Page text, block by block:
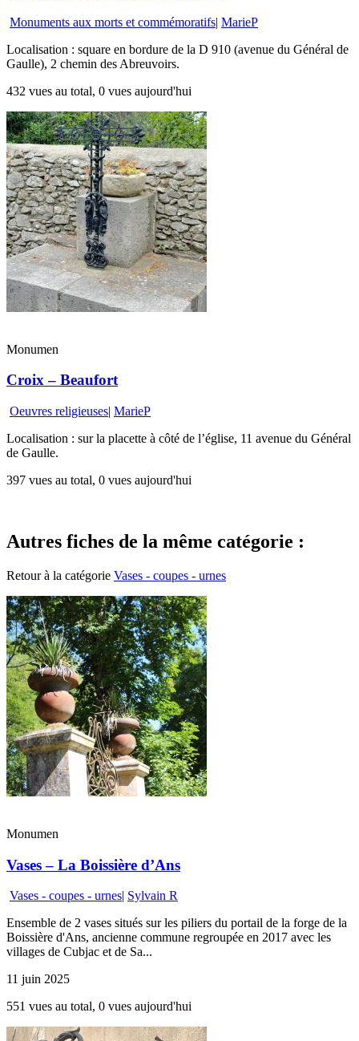
Monuments aux morts et commémoratifs| MarieP
Localisation : square en bordure de la D 910 (avenue du Général de
Gaulle), 2 chemin des Abreuvoirs.
432 vues au total, 0 vues aujourd'hui
Monumen
Croix – Beaufort
Oeuvres religieuses| MarieP
Localisation : sur la placette à côté de l’église, 11 avenue du Général
de Gaulle.
397 vues au total, 0 vues aujourd'hui
Autres fiches de la même catégorie :
Retour à la catégorie Vases - coupes - urnes
Monumen
Vases – La Boissière d’Ans
Vases - coupes - urnes| Sylvain R
Ensemble de 2 vases situés sur les piliers du portail de la forge de la
Boissière d'Ans, ancienne commune regroupée en 2017 avec les
villages de Cubjac et de Sa...
11 juin 2025
551 vues au total, 0 vues aujourd'hui